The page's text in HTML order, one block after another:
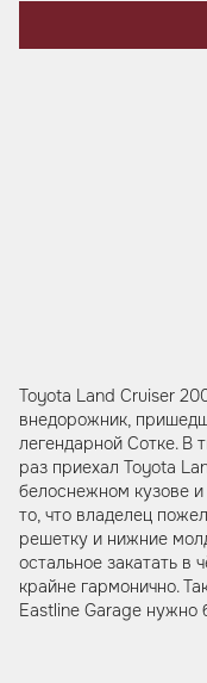
Toyota Land Cruiser
внедорожник,
легендарной Сотке. В
раз приехал Toyota
белоснежном кузове
то, что владелец
решетку и нижние
остальное закатать в
крайне гармонично.
Eastline Garage нужно